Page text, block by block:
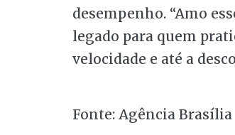
desempenho. “Amo
legado para quem
velocidade e até a
Fonte: Agência Brasília